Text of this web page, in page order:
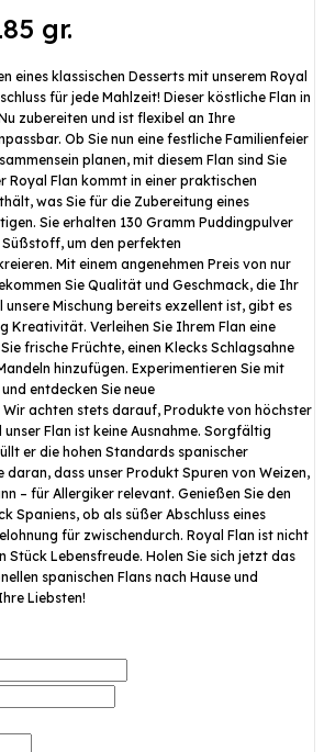
gr.
eines klassischen Desserts mit unserem Royal
für jede Mahlzeit! Dieser köstliche Flan in
zubereiten und ist flexibel an Ihre
Ob Sie nun eine festliche Familienfeier
planen, mit diesem Flan sind Sie
Royal Flan kommt in einer praktischen
was Sie für die Zubereitung eines
Sie erhalten 130 Gramm Puddingpulver
um den perfekten
Mit einem angenehmen Preis von nur
Sie Qualität und Geschmack, die Ihr
unsere Mischung bereits exzellent ist, gibt es
Kreativität. Verleihen Sie Ihrem Flan eine
frische Früchte, einen Klecks Schlagsahne
hinzufügen. Experimentieren Sie mit
entdecken Sie neue
achten stets darauf, Produkte von höchster
Flan ist keine Ausnahme. Sorgfältig
er die hohen Standards spanischer
daran, dass unser Produkt Spuren von Weizen,
– für Allergiker relevant. Genießen Sie den
Spaniens, ob als süßer Abschluss eines
für zwischendurch. Royal Flan ist nicht
Stück Lebensfreude. Holen Sie sich jetzt das
spanischen Flans nach Hause und
Liebsten!